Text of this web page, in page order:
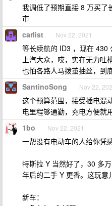
我调低了预期直接 8 万买了
市
carlist Nov 22, 2021
等长续航的 ID3 ，现在 430
上汽大众，哎，实在无力吐
也怕各路人马拨茧抽丝，到
SantinoSong Nov 22,
这个预算范围，接受插电混
电里程够通勤，充电方便就
1bo Nov 22, 2021
一帮没有电动车的人给你凭
特斯拉 Y 当然好了，30 多
年后的二手 Y 更香。这玩意
新车：